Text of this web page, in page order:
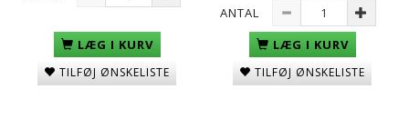
LÆG I KURV
TILFØJ ØNSKELISTE
ANTAL
LÆG I KURV
TILFØJ ØNSKELISTE